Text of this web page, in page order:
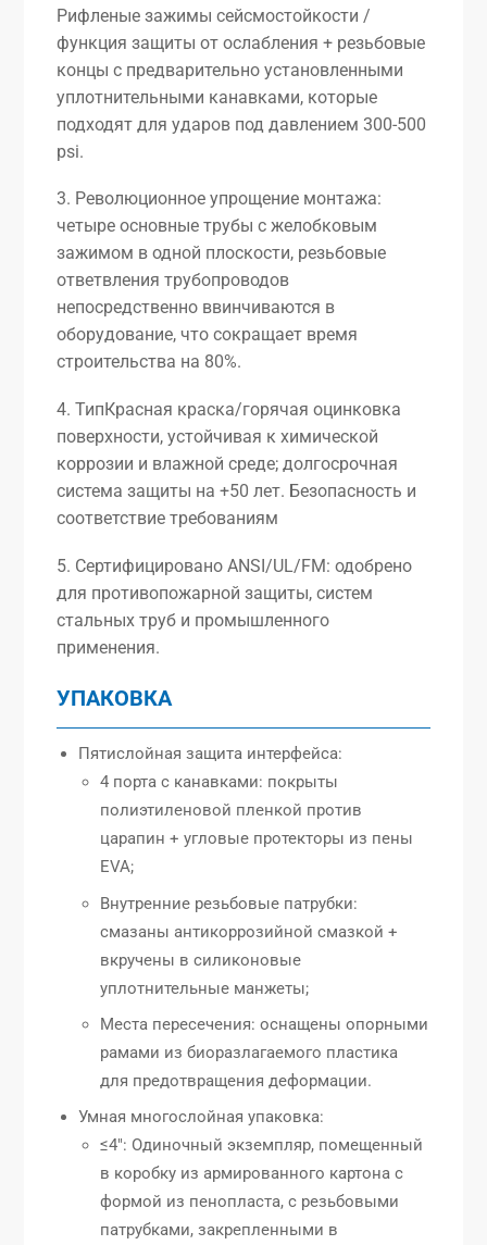
Рифленые зажимы сейсмостойкости /
функция защиты от ослабления + резьбовые
концы с предварительно установленными
уплотнительными канавками, которые
подходят для ударов под давлением 300-500
psi.
3. Революционное упрощение монтажа:
четыре основные трубы с желобковым
зажимом в одной плоскости, резьбовые
ответвления трубопроводов
непосредственно ввинчиваются в
оборудование, что сокращает время
строительства на 80%.
4. ТипКрасная краска/горячая оцинковка
поверхности, устойчивая к химической
коррозии и влажной среде; долгосрочная
система защиты на +50 лет. Безопасность и
соответствие требованиям
5. Сертифицировано ANSI/UL/FM: одобрено
для противопожарной защиты, систем
стальных труб и промышленного
применения.
УПАКОВКА
Пятислойная защита интерфейса:
4 порта с канавками: покрыты
полиэтиленовой пленкой против
царапин + угловые протекторы из пены
EVA;
Внутренние резьбовые патрубки:
смазаны антикоррозийной смазкой +
вкручены в силиконовые
уплотнительные манжеты;
Места пересечения: оснащены опорными
рамами из биоразлагаемого пластика
для предотвращения деформации.
Умная многослойная упаковка:
≤4″: Одиночный экземпляр, помещенный
в коробку из армированного картона с
формой из пенопласта, с резьбовыми
патрубками, закрепленными в